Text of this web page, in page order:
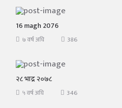
16 magh 2076
७ वर्ष अघि 386
२८ भाद्र २०७८
५ वर्ष अघि 346